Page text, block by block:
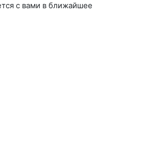
с вами в ближайшее